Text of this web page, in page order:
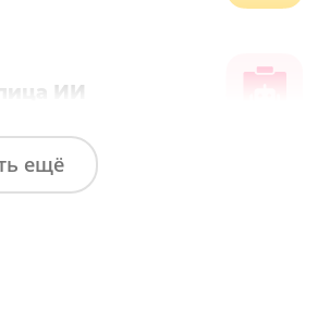
ИИ
ещё